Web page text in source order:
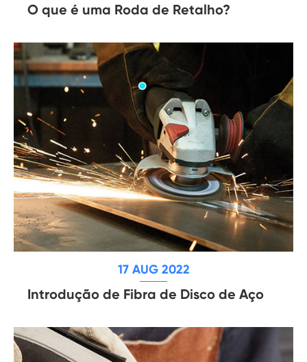
O que é uma Roda de Retalho?
17 AUG 2022
Introdução de Fibra de Disco de Aço